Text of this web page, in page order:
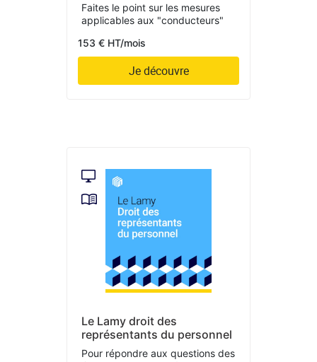
Faites le point sur les mesures
applicables aux "conducteurs"
153 € HT/mois
Je découvre
Le Lamy droit des
représentants du personnel
Pour répondre aux questions des